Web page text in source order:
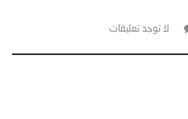
لا توجد تعليقات